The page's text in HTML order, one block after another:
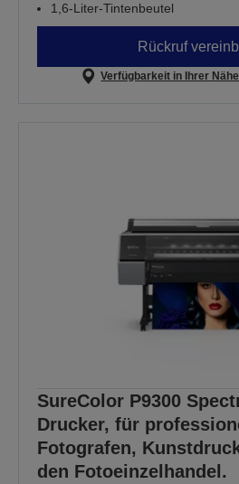
1,6-Liter-Tintenbeutel
Rückruf
Verfügbarkeit in Ihrer Nähe
SureColor P9300
Drucker, für
Fotografen,
den Fotoeinzelhandel.